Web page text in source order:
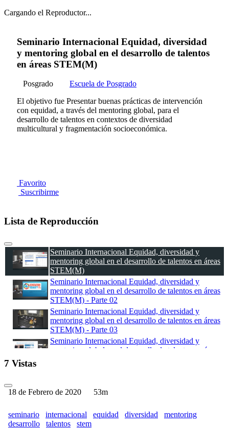
Cargando el Reproductor...
Seminario Internacional Equidad, diversidad
y mentoring global en el desarrollo de talentos
en áreas STEM(M)
Posgrado
Escuela de Posgrado
El objetivo fue Presentar buenas prácticas de intervención
con equidad, a través del mentoring global, para el
desarrollo de talentos en contextos de diversidad
multicultural y fragmentación socioeconómica.
Favorito
Suscribirme
Lista de Reproducción
Seminario Internacional Equidad, diversidad y
mentoring global en el desarrollo de talentos en áreas
STEM(M)
Seminario Internacional Equidad, diversidad y
mentoring global en el desarrollo de talentos en áreas
STEM(M) - Parte 02
Seminario Internacional Equidad, diversidad y
mentoring global en el desarrollo de talentos en áreas
STEM(M) - Parte 03
Seminario Internacional Equidad, diversidad y
mentoring global en el desarrollo de talentos en áreas
7 Vistas
18 de Febrero de 2020 53m
seminario internacional equidad diversidad
mentoring
desarrollo
talentos stem